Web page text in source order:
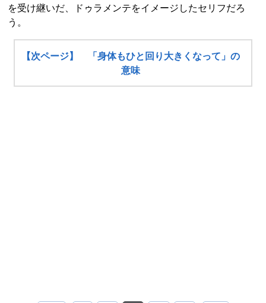
を受け継いだ、ドゥラメンテをイメージしたセリフだろ
う。
【次ページ】 「身体もひと回り大きくなって」の
意味